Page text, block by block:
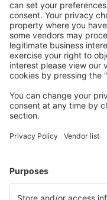
Planifica tu viaje
Vuelos baratos
Escapadas
Vuelo+Hotel